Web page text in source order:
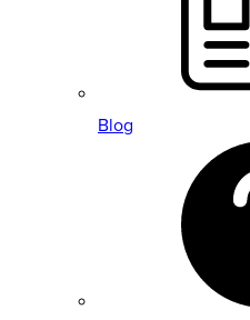
Blog